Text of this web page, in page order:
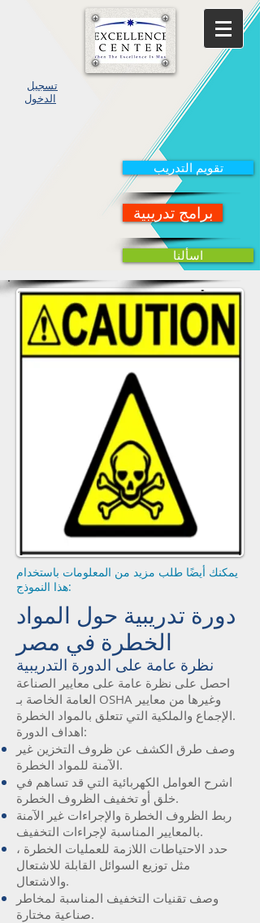
تسجيل
الدخول
تقويم التدريب
برامج تدريبية
اسألنا
يمكنك أيضًا طلب مزيد من المعلومات باستخدام
هذا النموذج:
دورة تدريبية حول المواد
الخطرة في مصر
نظرة عامة على الدورة التدريبية
احصل على نظرة عامة على معايير الصناعة
العامة الخاصة بـ OSHA وغيرها من معايير
الإجماع والملكية التي تتعلق بالمواد الخطرة.
اهداف الدورة:
وصف طرق الكشف عن ظروف التخزين غير
الآمنة للمواد الخطرة.
اشرح العوامل الكهربائية التي قد تساهم في
خلق أو تخفيف الظروف الخطرة.
ربط الظروف الخطرة والإجراءات غير الآمنة
بالمعايير المناسبة لإجراءات التخفيف.
حدد الاحتياطات اللازمة للعمليات الخطرة ،
مثل توزيع السوائل القابلة للاشتعال
والاشتعال.
وصف تقنيات التخفيف المناسبة لمخاطر
صناعية مختارة.